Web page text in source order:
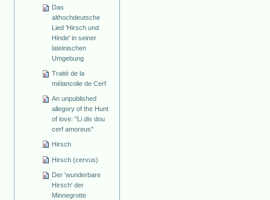
Das
althochdeutsche
Lied 'Hirsch und
Hinde' in seiner
lateinischen
Umgebung
Traité de la
mélancolie de Cerf
An unpublished
allegory of the Hunt
of love: "Li dis dou
cerf amoreus"
Hirsch
Hirsch (cervus)
Der 'wunderbare
Hirsch' der
Minnegrotte